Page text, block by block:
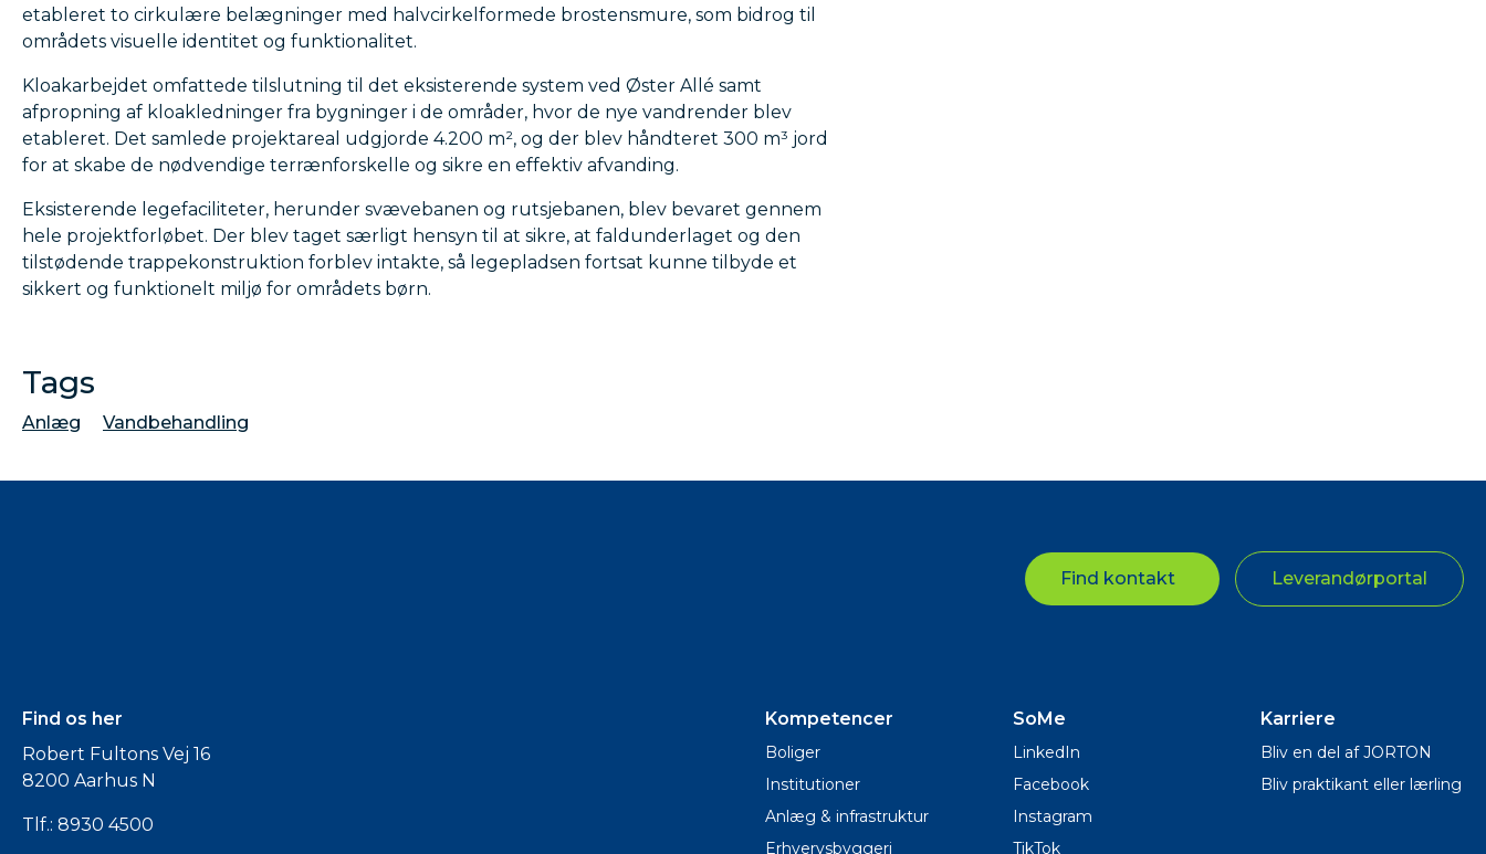
etableret to cirkulære belægninger med halvcirkelformede brostensmure, som bidrog til
områdets visuelle identitet og funktionalitet.
Kloakarbejdet omfattede tilslutning til det eksisterende system ved Øster Allé samt
afpropning af kloakledninger fra bygninger i de områder, hvor de nye vandrender blev
etableret. Det samlede projektareal udgjorde 4.200 m², og der blev håndteret 300 m³ jord
for at skabe de nødvendige terrænforskelle og sikre en effektiv afvanding.
Eksisterende legefaciliteter, herunder svævebanen og rutsjebanen, blev bevaret gennem
hele projektforløbet. Der blev taget særligt hensyn til at sikre, at faldunderlaget og den
tilstødende trappekonstruktion forblev intakte, så legepladsen fortsat kunne tilbyde et
sikkert og funktionelt miljø for områdets børn.
Tags
Anlæg Vandbehandling
Find kontakt Leverandørportal
Find os her
Robert Fultons Vej 16
8200 Aarhus N
Tlf.: 8930 4500
Kompetencer
Boliger
Institutioner
Anlæg & infrastruktur
Erhvervsbyggeri
SoMe
LinkedIn
Facebook
Instagram
TikTok
Karriere
Bliv en del af JORTON
Bliv praktikant eller lærling